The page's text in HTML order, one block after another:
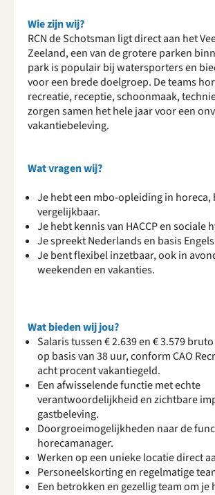
Wie zijn wij?
RCN de Schotsman ligt direct aan het
Zeeland, een van de grotere parken
park is populair bij watersporters en
voor een brede doelgroep. De teams
recreatie, receptie, schoonmaak,
zorgen samen het hele jaar voor een
vakantiebeleving.
Wat vragen wij?
Je hebt een mbo-opleiding in
vergelijkbaar.
Je hebt kennis van HACCP en sociale
Je spreekt Nederlands en basis
Je bent flexibel inzetbaar, ook in
weekenden en vakanties.
Wat bieden wij jou?
Salaris tussen € 2.639 en € 3.579
op basis van 38 uur, conform CAO
acht procent vakantiegeld.
Een afwisselende functie met echte
verantwoordelijkheid en zichtbare
gastbeleving.
Doorgroeimogelijkheden naar de
horecamanager.
Werken op een unieke locatie direct
Personeelskorting en regelmatige
Een betrokken en gezellig team om je